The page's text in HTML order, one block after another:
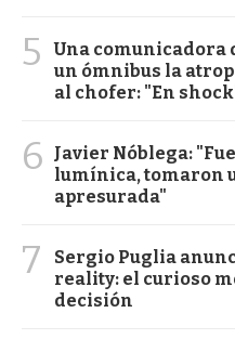
5
Una comunicadora
un ómnibus la
al chofer: "En
6
Javier Nóblega:
lumínica, tomaron
apresurada"
7
Sergio Puglia
reality: el curioso
decisión